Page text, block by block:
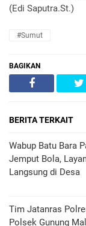
(Edi Saputra.St.)
#Sumut
BAGIKAN
BERITA TERKAIT
Wabup Batu Bara
Jemput Bola,
Langsung di Desa
Tim Jatanras
Polsek Gunung